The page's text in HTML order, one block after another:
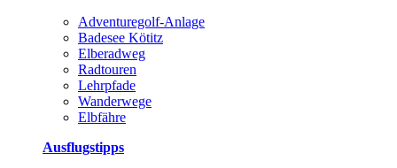
Adventuregolf-Anlage
Badesee Kötitz
Elberadweg
Radtouren
Lehrpfade
Wanderwege
Elbfähre
Ausflugstipps